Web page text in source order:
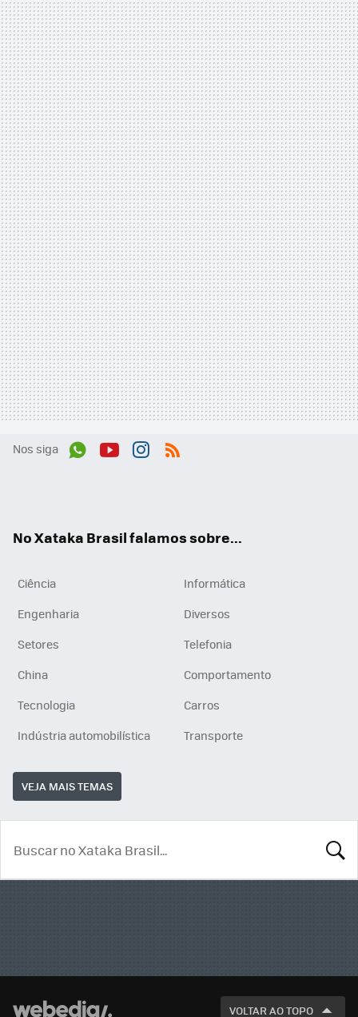
Nos siga
No Xataka Brasil falamos sobre...
Ciência
Informática
Engenharia
Diversos
Setores
Telefonia
China
Comportamento
Tecnologia
Carros
Indústria automobilística
Transporte
VEJA MAIS TEMAS
VOLTAR AO TOPO